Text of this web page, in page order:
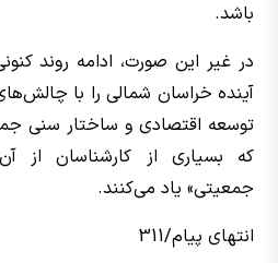
باشد.
در غیر این صورت، ادامه روند
آینده خراسان شمالی را با
توسعه اقتصادی و ساختار سنی
که بسیاری از کارشناسان از
جمعیتی» یاد می‌کنند.
انتهای پیام/311